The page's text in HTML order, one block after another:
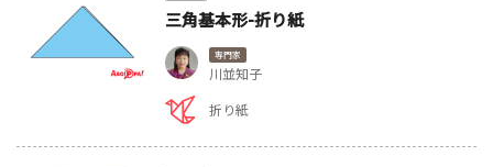
三角基本形-折り紙
専門家
川並知子
折り紙